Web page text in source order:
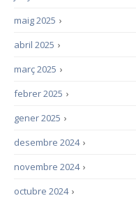
›
maig 2025
›
abril 2025
›
març 2025
›
febrer 2025
›
gener 2025
›
desembre 2024
›
novembre 2024
›
octubre 2024